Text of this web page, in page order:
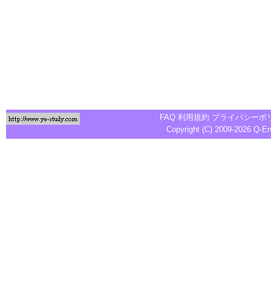
FAQ 利用規約 プライバシーポ
Copyright (C) 2009-2026 Q-